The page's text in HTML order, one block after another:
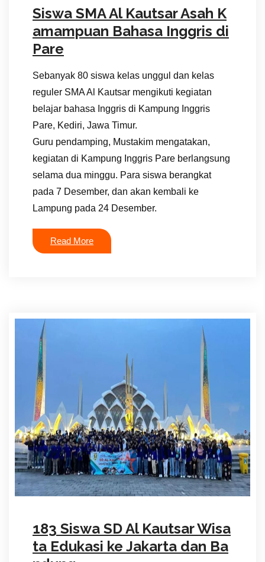
Siswa SMA Al Kautsar Asah K
amampuan Bahasa Inggris di
Pare
Sebanyak 80 siswa kelas unggul dan kelas
reguler SMA Al Kautsar mengikuti kegiatan
belajar bahasa Inggris di Kampung Inggris
Pare, Kediri, Jawa Timur.
Guru pendamping, Mustakim mengatakan,
kegiatan di Kampung Inggris Pare berlangsung
selama dua minggu. Para siswa berangkat
pada 7 Desember, dan akan kembali ke
Lampung pada 24 Desember.
Read More
183 Siswa SD Al Kautsar Wisa
ta Edukasi ke Jakarta dan Ba